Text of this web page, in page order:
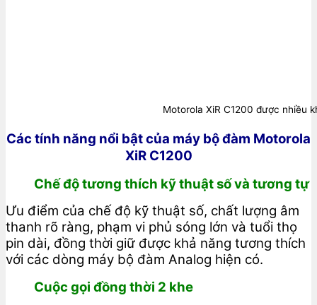
Motorola XiR C1200 được nhiều
Các tính năng nổi bật của máy bộ đàm Motorola
XiR C1200
Chế độ tương thích kỹ thuật số và tương tự
Ưu điểm của chế độ kỹ thuật số, chất lượng âm
thanh rõ ràng, phạm vi phủ sóng lớn và tuổi thọ
pin dài, đồng thời giữ được khả năng tương thích
với các dòng máy bộ đàm Analog hiện có.
Cuộc gọi đồng thời 2 khe